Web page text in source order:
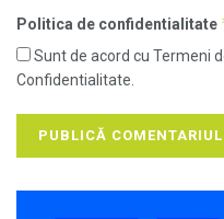
Politica de confidentialitate
Sunt de acord cu Termeni
Confidentialitate.